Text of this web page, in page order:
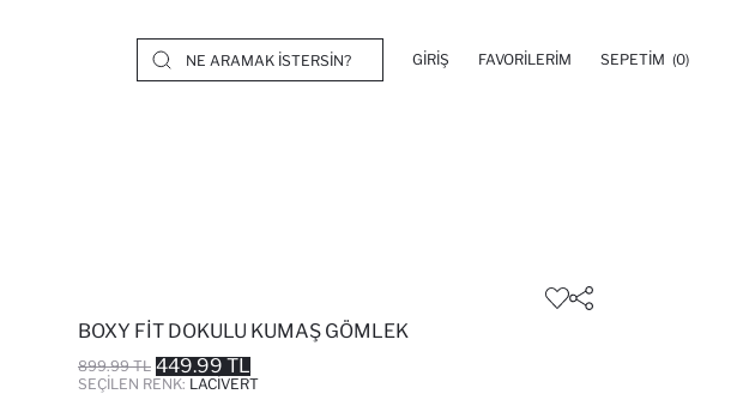
GIRIŞ FAVORILERIM SEPETIM (0)
BOXY FIT DOKULU KUMAŞ GÖMLEK
899.99 TL 449.99 TL
SEÇILEN RENK: LACIVERT